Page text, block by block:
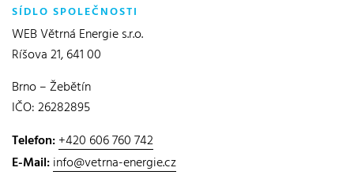
SÍDLO SPOLEČNOSTI
WEB Větrná Energie s.r.o.
Ríšova 21, 641 00
Brno – Žebětín
IČO: 26282895
Telefon:+420 606 760 742
E-Mail:info@vetrna-energie.cz